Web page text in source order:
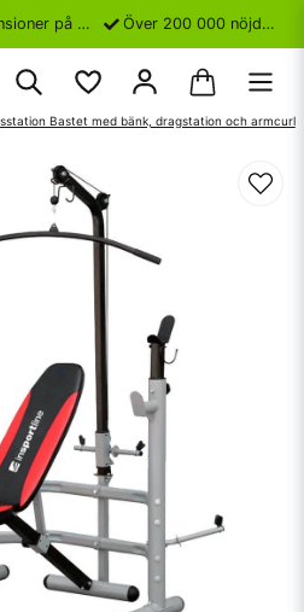
på Trustpilot Över 200 000 nöjda kunder
Bastet med bänk, dragstation och armcurl